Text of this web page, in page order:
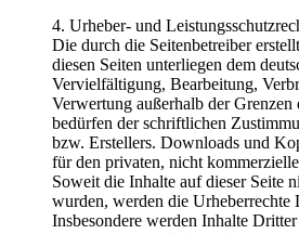
4. Urheber- und
Die durch die Seitenbetreiber
diesen Seiten unterliegen dem
Vervielfältigung, Bearbeitung,
Verwertung außerhalb der Grenzen
bedürfen der schriftlichen
bzw. Erstellers. Downloads und
für den privaten, nicht
Soweit die Inhalte auf dieser Seite
wurden, werden die Urheberrechte
Insbesondere werden Inhalte